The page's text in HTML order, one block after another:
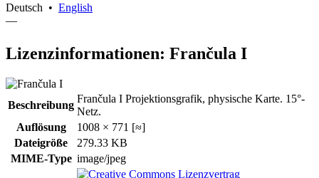
Deutsch • English
—
Lizenzinformationen: Frančula I
Beschreibung
Frančula I Projektionsgrafik, physische Karte. 15°-
Netz.
Auflösung
1008 × 771 [≈]
Dateigröße
279.33 KB
MIME-Type image/jpeg